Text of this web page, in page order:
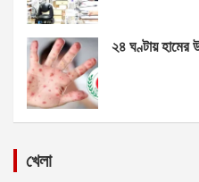
২৪ ঘণ্টায়
খেলা